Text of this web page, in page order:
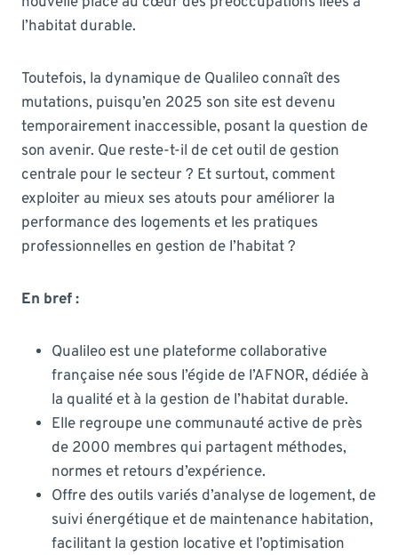
l’habitat durable.
Toutefois, la dynamique de Qualileo connaît des
mutations, puisqu’en 2025 son site est devenu
temporairement inaccessible, posant la question de
son avenir. Que reste-t-il de cet outil de gestion
centrale pour le secteur ? Et surtout, comment
exploiter au mieux ses atouts pour améliorer la
performance des logements et les pratiques
professionnelles en gestion de l’habitat ?
En bref :
Qualileo est une plateforme collaborative
française née sous l’égide de l’AFNOR, dédiée à
la qualité et à la gestion de l’habitat durable.
Elle regroupe une communauté active de près
de 2000 membres qui partagent méthodes,
normes et retours d’expérience.
Offre des outils variés d’analyse de logement, de
suivi énergétique et de maintenance habitation,
facilitant la gestion locative et l’optimisation